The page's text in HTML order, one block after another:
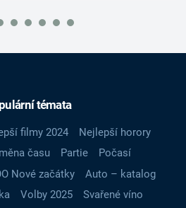
témata
filmy 2024
Nejlepší horory
času Partie
Počasí
Nové začátky
Auto – katalog
Volby 2025
Svařené víno